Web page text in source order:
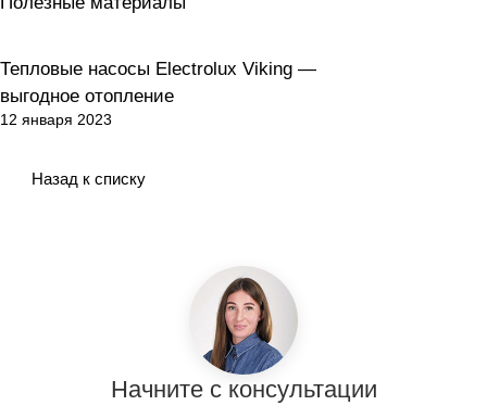
Тепловые насосы
Тепловые насосы Electrolux Viking —
выгодное отопление
12 января 2023
Назад к списку
Начните с консультации